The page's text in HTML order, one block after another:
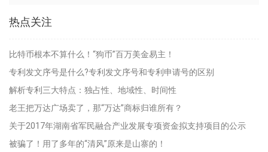
热点关注
比特币根本不算什么！“狗币”百万美金易主！
专利发文序号是什么?专利发文序号和专利申请号的区别
解析专利三大特点：独占性、地域性、时间性
老王把万达广场卖了，那“万达”商标归谁所有？
关于2017年湖南省军民融合产业发展专项资金拟支持项目的公示
被骗了！用了多年的“清风”原来是山寨的！